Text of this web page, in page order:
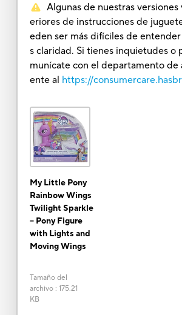
Algunas de nuestras
eriores de instrucciones de
eden ser más difíciles de
s claridad. Si tienes inquietudes o
munícate con el departamento de
ente al https://
My Little Pony
Rainbow Wings
Twilight Sparkle
-- Pony Figure
with Lights and
Moving Wings
Tamaño del
archivo: 175.21
KB